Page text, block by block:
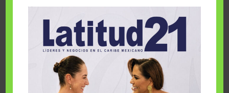
Cuando la solidaridad inspira; cumplen
sueños Fairmont Mayakoba y Make-A-Wish